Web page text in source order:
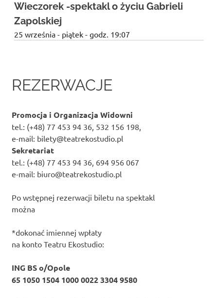
Wieczorek -spektakl o życiu Gabrieli
Zapolskiej
25 września - piątek - godz. 19:07
REZERWACJE
Promocja i Organizacja Widowni
tel.: (+48) 77 453 94 36, 532 156 198,
e-mail: bilety@teatrekostudio.pl
Sekretariat
tel.: (+48) 77 453 94 36, 694 956 067
e-mail: biuro@teatrekostudio.pl
Po wstępnej rezerwacji biletu na spektakl
można
*dokonać imiennej wpłaty
na konto Teatru Ekostudio:
ING BS o/Opole
65 1050 1504 1000 0022 3304 9580